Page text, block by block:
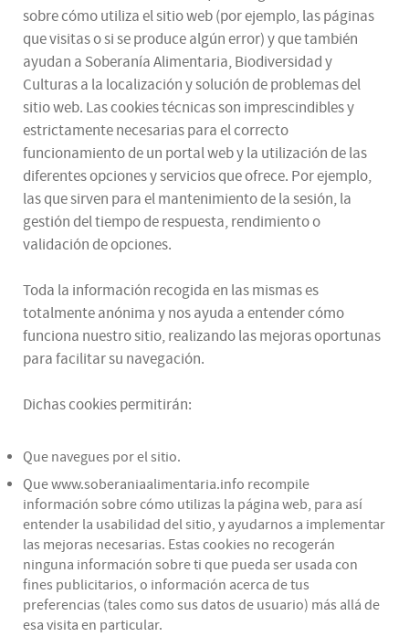
sobre cómo utiliza el sitio web (por ejemplo, las páginas
que visitas o si se produce algún error) y que también
ayudan a Soberanía Alimentaria, Biodiversidad y
Culturas a la localización y solución de problemas del
sitio web. Las cookies técnicas son imprescindibles y
estrictamente necesarias para el correcto
funcionamiento de un portal web y la utilización de las
diferentes opciones y servicios que ofrece. Por ejemplo,
las que sirven para el mantenimiento de la sesión, la
gestión del tiempo de respuesta, rendimiento o
validación de opciones.
Toda la información recogida en las mismas es
totalmente anónima y nos ayuda a entender cómo
funciona nuestro sitio, realizando las mejoras oportunas
para facilitar su navegación.
Dichas cookies permitirán:
Que navegues por el sitio.
Que www.soberaniaalimentaria.info recompile
información sobre cómo utilizas la página web, para así
entender la usabilidad del sitio, y ayudarnos a implementar
las mejoras necesarias. Estas cookies no recogerán
ninguna información sobre ti que pueda ser usada con
fines publicitarios, o información acerca de tus
preferencias (tales como sus datos de usuario) más allá de
esa visita en particular.